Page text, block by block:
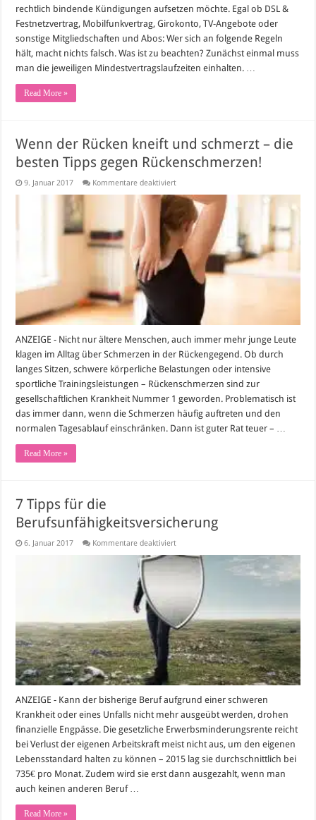
rechtlich bindende Kündigungen aufsetzen möchte. Egal ob DSL &
Festnetzvertrag, Mobilfunkvertrag, Girokonto, TV-Angebote oder
sonstige Mitgliedschaften und Abos: Wer sich an folgende Regeln
hält, macht nichts falsch. Was ist zu beachten? Zunächst einmal muss
man die jeweiligen Mindestvertragslaufzeiten einhalten. …
Read More »
Wenn der Rücken kneift und schmerzt – die
besten Tipps gegen Rückenschmerzen!
9. Januar 2017 Kommentare deaktiviertfür
der
Rücken
kneift
und
schmerzt
–
die
besten
Tipps
gegen
Rückenschmerzen!
ANZEIGE - Nicht nur ältere Menschen, auch immer mehr junge Leute
klagen im Alltag über Schmerzen in der Rückengegend. Ob durch
langes Sitzen, schwere körperliche Belastungen oder intensive
sportliche Trainingsleistungen – Rückenschmerzen sind zur
gesellschaftlichen Krankheit Nummer 1 geworden. Problematisch ist
das immer dann, wenn die Schmerzen häufig auftreten und den
normalen Tagesablauf einschränken. Dann ist guter Rat teuer – …
Read More »
7 Tipps für die
Berufsunfähigkeitsversicherung
6. Januar 2017 Kommentare deaktiviertfür
Tipps
Berufsunfähigkeitsversicherung
ANZEIGE - Kann der bisherige Beruf aufgrund einer schweren
Krankheit oder eines Unfalls nicht mehr ausgeübt werden, drohen
finanzielle Engpässe. Die gesetzliche Erwerbsminderungsrente reicht
bei Verlust der eigenen Arbeitskraft meist nicht aus, um den eigenen
Lebensstandard halten zu können – 2015 lag sie durchschnittlich bei
735€ pro Monat. Zudem wird sie erst dann ausgezahlt, wenn man
auch keinen anderen Beruf …
Read More »